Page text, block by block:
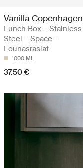
Vanilla Copenhagen
Lunch Box – Stainless
Steel – Space -
Lounasrasiat
1000 ML
37.50 €